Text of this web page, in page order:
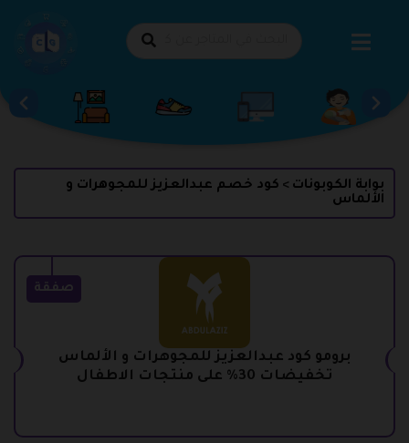
بوابة الكوبونات > كود خصم عبدالعزيز للمجوهرات و
الألماس
صفقة
برومو كود عبدالعزيز للمجوهرات و الألماس
تخفيضات 30% على منتجات الاطفال